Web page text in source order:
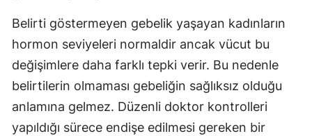
Belirti göstermeyen gebelik yaşayan kadınların
hormon seviyeleri normaldir ancak vücut bu
değişimlere daha farklı tepki verir. Bu nedenle
belirtilerin olmaması gebeliğin sağlıksız olduğu
anlamına gelmez. Düzenli doktor kontrolleri
yapıldığı sürece endişe edilmesi gereken bir